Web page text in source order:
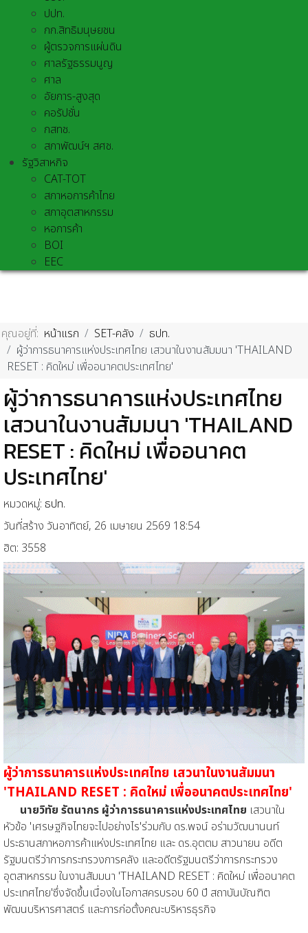
ปปท.
กก.สิทธิมนุษยชน
ผู้ตรวจการแผ่นดิน
ศาลรัฐธรรมนูญ
ศาล
อัยการ-สูงสุด
คอรัปชั่น
กสทช.
สภาพัฒน์ฯ สศช.
รัฐวิสาหกิจ
CAT-TOT
สภาหอการค้าไทย
สภาอุตสาหกรรม
หอการค้า
BOI
EEC
คุณอยู่ที่: หน้าแรก SET-คลัง
ธปท.
ผู้ว่าการธนาคารแห่งประเทศไทย เสวนาในงานสัมมนา 'THAILAND
RESET : คิดใหม่ เพื่ออนาคตประเทศไทย'
ผู้ว่าการธนาคารแห่งประเทศไทย
เสวนาในงานสัมมนา 'THAILAND
RESET : คิดใหม่ เพื่ออนาคต
ประเทศไทย'
หมวดหมู่: ธปท.
วันที่สร้าง วันอาทิตย์, 26 เมษายน 2569 18:54
ฮิต: 3558
ผู้ว่าการธนาคารแห่งประเทศไทย เสวนาในงานสัมมนา
'THAILAND RESET : คิดใหม่ เพื่ออนาคตประเทศไทย'
นายวิทัย รัตนากร ผู้ว่าการธนาคารแห่งประเทศไทย เสวนาใน
หัวข้อ 'เศรษฐกิจไทยจะไปอย่างไร'ร่วมกับ ดร.พจน์ อร่ามวัฒนานนท์
ประธานสภาหอการค้าแห่งประเทศไทย และ ดร.อุตตม สาวนายน อดีต
รัฐมนตรีว่าการกระทรวงการคลัง และอดีตรัฐมนตรีว่าการกระทรวง
อุตสาหกรรม ในงานสัมมนา 'THAILAND RESET : คิดใหม่ เพื่ออนาคต
ประเทศไทย'ซึ่งจัดขึ้นเนื่องในโอกาสครบรอบ 60 ปี สถาบันบัณฑิต
พัฒนบริหารศาสตร์ และการก่อตั้งคณะบริหารธุรกิจ